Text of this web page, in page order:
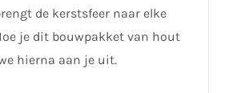
de kerstsfeer naar elke
je dit bouwpakket van hout
hierna aan je uit.